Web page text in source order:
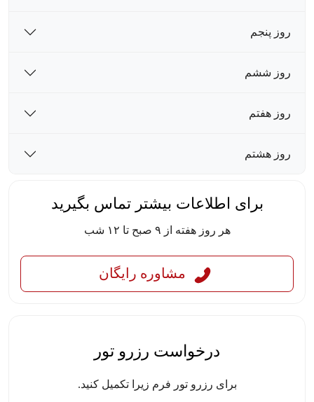
روز پنجم
روز ششم
روز هفتم
روز هشتم
برای اطلاعات بیشتر تماس بگیرید
هر روز هفته از ۹ صبح تا ۱۲ شب
مشاوره رایگان
درخواست رزرو تور
برای رزرو تور فرم زیرا تکمیل کنید.